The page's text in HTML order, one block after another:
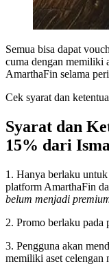
Semua bisa dapat
cuma dengan memiliki
AmarthaFin selama
Cek syarat dan
Syarat dan
15% dari
1. Hanya berlaku
platform AmarthaFin
belum menjadi
2. Promo berlaku pada
3. Pengguna akan
memiliki aset celengan